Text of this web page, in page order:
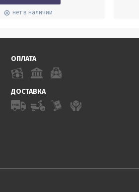
нет в наличии
ОПЛАТА
ДОСТАВКА